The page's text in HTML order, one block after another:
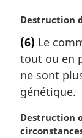
r
i
n
a
e
:
N
t
e
m
a
r
g
i
Destruction
(6) Le
tout ou en
ne sont
génétique.
N
o
Destruction